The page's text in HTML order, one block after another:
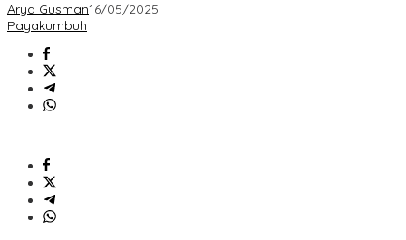
Arya Gusman16/05/2025
Payakumbuh